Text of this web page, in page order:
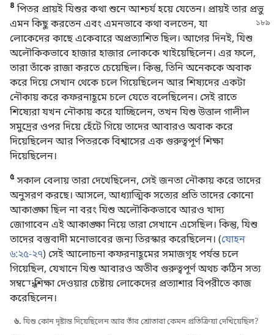
৪ পিতর প্রায়ই যিশুর কথা শুনে আশ্চর্য হয়ে যেতেন। প্রায়ই তার প্রভু
এমন কিছুকরতেন এবং এমনভাবে কথা বলতেন, যা
লোকেদের কাছে একেবারে অপ্রত্যাশিত ছিল। আগের দিনই, যিশু
অলৌকিকভাবে হাজার হাজার লোককে খাইয়েছিলেন। এর ফলে,
তারা তাঁকে রাজা করতে চেয়েছিল। কিন্তু, তিনি অনেককে অবাক
করে দিয়ে সেখান থেকে চলে গিয়েছিলেন আর শিষ্যদের একটা
নৌকায় করে কফরনাহূমে চলে যেতে বলেছিলেন। সেই রাতে
শিষ্যেরা যখন নৌকায় করে যাচ্ছিলেন, তখন যিশু উত্তাল গালীল
সমুদ্রের ওপর দিয়ে হেঁটে গিয়ে তাদের আবারও অবাক করে
দিয়েছিলেন আর পিতরকে বিশ্বাসের এক গুরুত্বপূর্ণ শিক্ষা
দিয়েছিলেন।
৫সকাল বেলায় তারা দেখেছিলেন, সেই জনতা নৌকায় করে তাদের
অনুসরণ করছে। আসলে, আধ্যাত্মিক সত্যের প্রতি তাদের কোনো
আকাঙ্ক্ষা ছিল না বরং যিশু অলৌকিকভাবে আরও খাদ্য
জোগাবেন এই আকাঙ্ক্ষা নিয়ে তারা সেখানে এসেছিল। কিন্তু, যিশু
তাদের বস্তুবাদী মনোভাবের জন্য তিরস্কার করেছিলেন। (যোহন
৬:২৫-২৭) সেই আলোচনা কফরনাহূমের সমাজগৃহ পর্যন্ত চলে
গিয়েছিল, যেখানে যিশু আবারও অতীব গুরুত্বপূর্ণ অথচ কঠিন সত্য
সম্বন্ধে শিক্ষা দেওয়ার চেষ্টায় লোকেদের প্রত্যাশার বিপরীতে কাজ
করেছিলেন।
৬. যিশু কোন দৃষ্টান্ত দিয়েছিলেন আর তাঁর শ্রোতারা কেমন প্রতিক্রিয়া দেখিয়েছিল?